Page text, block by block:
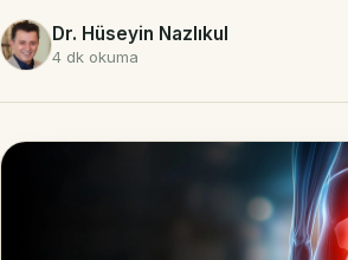
Dr. Hüseyin Nazlıkul
4 dk okuma